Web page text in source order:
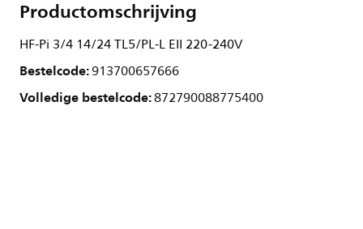
Productomschrijving
HF-Pi 3/4 14/24 TL5/PL-L EII 220-240V
Bestelcode:913700657666
Volledige bestelcode:872790088775400